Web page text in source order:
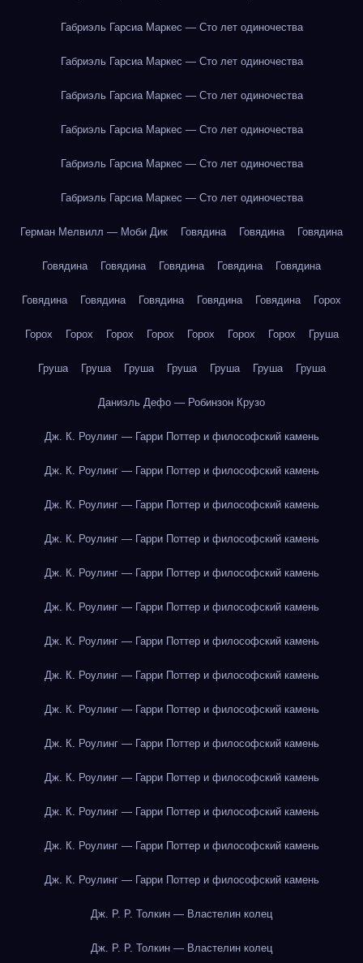
Габриэль Гарсиа Маркес — Сто лет одиночества
Габриэль Гарсиа Маркес — Сто лет одиночества
Габриэль Гарсиа Маркес — Сто лет одиночества
Габриэль Гарсиа Маркес — Сто лет одиночества
Габриэль Гарсиа Маркес — Сто лет одиночества
Габриэль Гарсиа Маркес — Сто лет одиночества
Герман Мелвилл — Моби Дик Говядина Говядина Говядина
Говядина Говядина Говядина Говядина Говядина
Говядина Говядина Говядина Говядина Говядина Горох
Горох Горох Горох Горох Горох Горох Горох Груша
Груша Груша Груша Груша Груша Груша Груша
Даниэль Дефо — Робинзон Крузо
Дж. К. Роулинг — Гарри Поттер и философский камень
Дж. К. Роулинг — Гарри Поттер и философский камень
Дж. К. Роулинг — Гарри Поттер и философский камень
Дж. К. Роулинг — Гарри Поттер и философский камень
Дж. К. Роулинг — Гарри Поттер и философский камень
Дж. К. Роулинг — Гарри Поттер и философский камень
Дж. К. Роулинг — Гарри Поттер и философский камень
Дж. К. Роулинг — Гарри Поттер и философский камень
Дж. К. Роулинг — Гарри Поттер и философский камень
Дж. К. Роулинг — Гарри Поттер и философский камень
Дж. К. Роулинг — Гарри Поттер и философский камень
Дж. К. Роулинг — Гарри Поттер и философский камень
Дж. К. Роулинг — Гарри Поттер и философский камень
Дж. К. Роулинг — Гарри Поттер и философский камень
Дж. Р. Р. Толкин — Властелин колец
Дж. Р. Р. Толкин — Властелин колец